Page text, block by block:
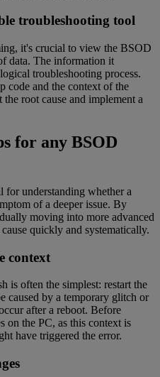
troubleshooting tool
it's crucial to view the BSOD
data. The information it
troubleshooting process.
code and the context of the
root cause and implement a
for any BSOD
for understanding whether a
of a deeper issue. By
moving into more advanced
quickly and systematically.
context
is often the simplest: restart the
caused by a temporary glitch or
after a reboot. Before
on the PC, as this context is
have triggered the error.